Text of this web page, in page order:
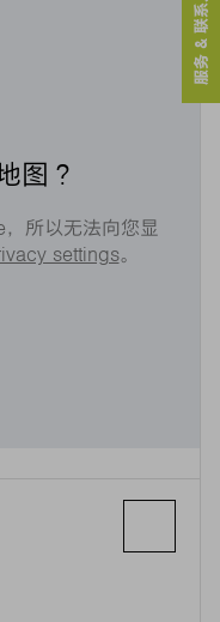
图？
所以无法向您显
settings。
服务 & 联系人